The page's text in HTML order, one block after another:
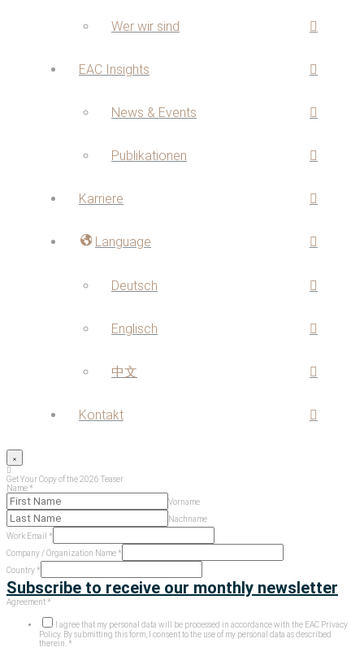
Wer wir sind
EAC Insights
News & Events
Publikationen
Karriere
Language
Deutsch
Englisch
中文
Kontakt
Get Your Copy of the 2026 Teaser
Name*
Vorname
Nachname
Work Email *
Company / Organization Name*
Country*
Subscribe to receive our monthly newsletter
Checkboxes
Agreement*
I agree that my personal data will be processed in accordance with the EAC Privacy
Policy. By submitting this form, I consent to the use of my personal data as described
therein.*